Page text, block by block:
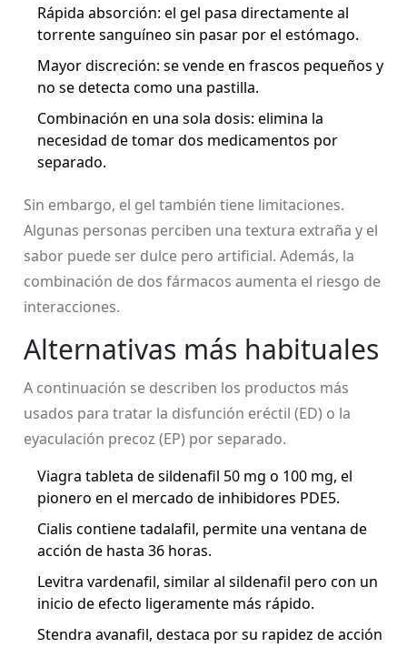
Rápida absorción: el gel pasa directamente al
torrente sanguíneo sin pasar por el estómago.
Mayor discreción: se vende en frascos pequeños y
no se detecta como una pastilla.
Combinación en una sola dosis: elimina la
necesidad de tomar dos medicamentos por
separado.
Sin embargo, el gel también tiene limitaciones.
Algunas personas perciben una textura extraña y el
sabor puede ser dulce pero artificial. Además, la
combinación de dos fármacos aumenta el riesgo de
interacciones.
Alternativas más habituales
A continuación se describen los productos más
usados para tratar la disfunción eréctil (ED) o la
eyaculación precoz (EP) por separado.
Viagra tableta de sildenafil 50 mg o 100 mg, el
pionero en el mercado de inhibidores PDE5.
Cialis contiene tadalafil, permite una ventana de
acción de hasta 36 horas.
Levitra vardenafil, similar al sildenafil pero con un
inicio de efecto ligeramente más rápido.
Stendra avanafil, destaca por su rapidez de acción